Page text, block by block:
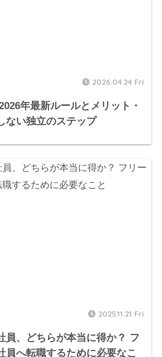
2026.04.24 Fri
年最新ルールとメリット・
ない独立のステップ
2025.11.21 Fri
員、どちらが本当に得か？ フ
員へ転職するために必要なこ